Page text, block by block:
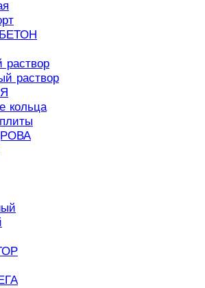
раствор
кольца